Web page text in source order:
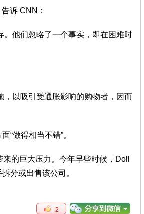
诉 CNN：
他们忽略了一个事实，即在困难时
以吸引受通胀影响的购物者，因而
做得相当不错”。
的巨大压力。今年早些时候，Doll
分或出售该公司。
2